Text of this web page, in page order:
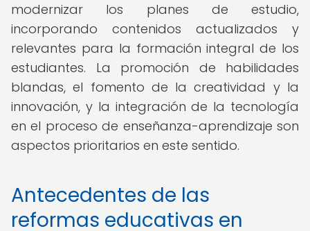
modernizar los planes de estudio,
incorporando contenidos actualizados y
relevantes para la formación integral de los
estudiantes. La promoción de habilidades
blandas, el fomento de la creatividad y la
innovación, y la integración de la tecnología
en el proceso de enseñanza-aprendizaje son
aspectos prioritarios en este sentido.
Antecedentes de las
reformas educativas en